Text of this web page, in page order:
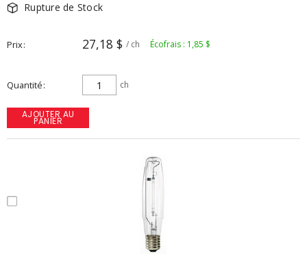
Rupture de Stock
Prix 27,18 $ / ch Écofrais : 1,85 $
Quantité ch
AJOUTER AU
PANIER